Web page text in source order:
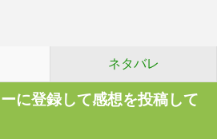
ネタバレ
に登録して感想を投稿して